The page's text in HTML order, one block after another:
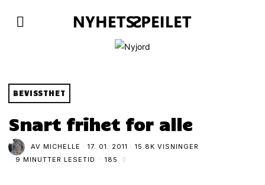
BEVISSTHET
Snart frihet for alle
AV MICHELLE 17. 01. 2011
15.8K VISNINGER
9 MINUTTER LESETID
185